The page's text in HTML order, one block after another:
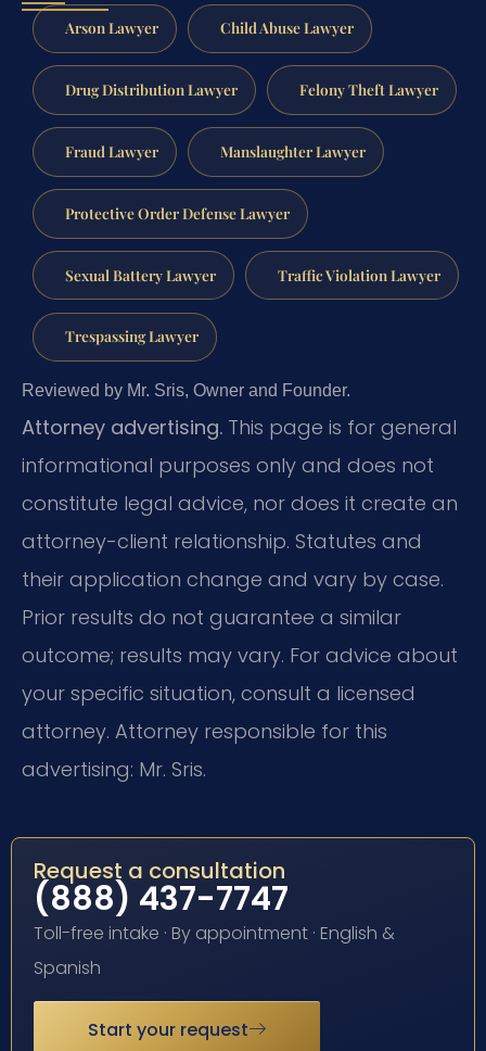
Arson Lawyer Child Abuse Lawyer
Drug Distribution Lawyer Felony Theft Lawyer
Fraud Lawyer Manslaughter Lawyer
Protective Order Defense Lawyer
Sexual Battery Lawyer Traffic Violation Lawyer
Trespassing Lawyer
Reviewed by Mr. Sris, Owner and Founder.
Attorney advertising. This page is for general
informational purposes only and does not
constitute legal advice, nor does it create an
attorney-client relationship. Statutes and
their application change and vary by case.
Prior results do not guarantee a similar
outcome; results may vary. For advice about
your specific situation, consult a licensed
attorney. Attorney responsible for this
advertising: Mr. Sris.
Request a consultation
(888) 437-7747
Toll-free intake · By appointment · English &
Spanish
Start your request